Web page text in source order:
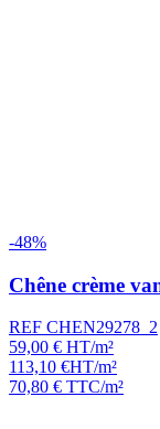
-48%
Chêne crème
REF CHEN29278_2
59,00 € HT/m²
113,10 €HT/m²
70,80 € TTC/m²